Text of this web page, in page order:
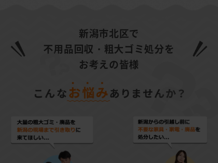
新潟市北区で
不用品回収・粗大ゴミ処分を
お考えの皆様